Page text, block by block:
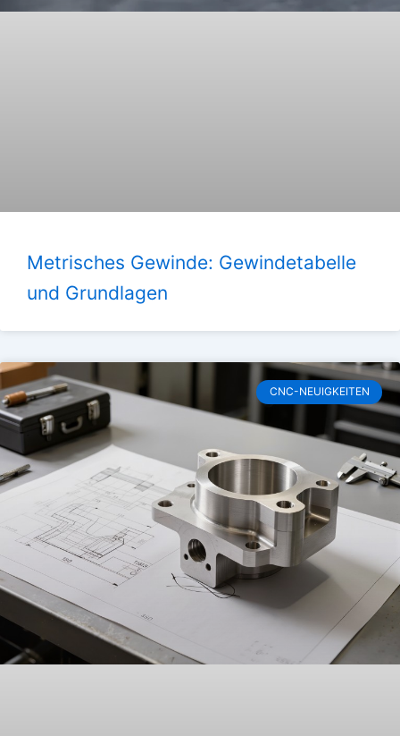
Metrisches Gewinde: Gewindetabelle
und Grundlagen
CNC-NEUIGKEITEN